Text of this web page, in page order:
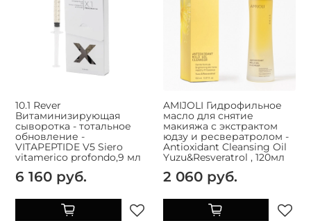
10.1 Rever
Витаминизирующая
сыворотка - тотальное
обновление -
VITAPEPTIDE V5 Siero
vitamerico profondo,9 мл
6 160 руб.
AMIJOLI Гидрофильное
масло для снятие
макияжа с экстрактом
юдзу и ресвератролом -
Antioxidant Cleansing Oil
Yuzu&Resveratrol , 120мл
2 060 руб.